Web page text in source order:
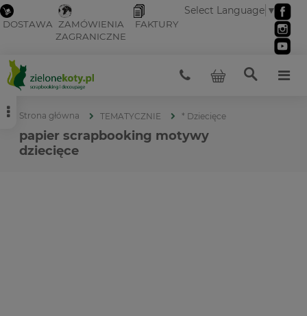
DOSTAWA ZAMÓWIENIA
ZAGRANICZNE
FAKTURY
Select Language ▼
Strona główna TEMATYCZNIE * Dziecięce
papier scrapbooking motywy
dziecięce